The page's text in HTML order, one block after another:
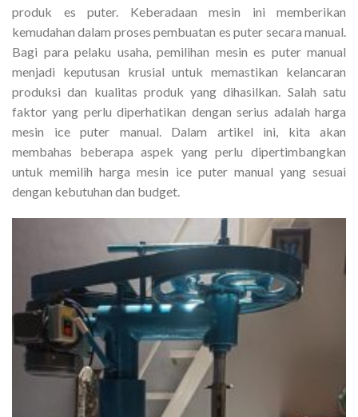
produk es puter. Keberadaan mesin ini memberikan
kemudahan dalam proses pembuatan es puter secara manual.
Bagi para pelaku usaha, pemilihan mesin es puter manual
menjadi keputusan krusial untuk memastikan kelancaran
produksi dan kualitas produk yang dihasilkan. Salah satu
faktor yang perlu diperhatikan dengan serius adalah harga
mesin ice puter manual. Dalam artikel ini, kita akan
membahas beberapa aspek yang perlu dipertimbangkan
untuk memilih harga mesin ice puter manual yang sesuai
dengan kebutuhan dan budget.